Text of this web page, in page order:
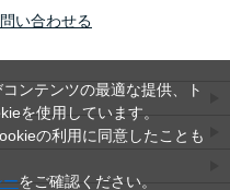
木材やしっかり固定したい
許
差
K
K許容
差
m最
大
-0.2
い合わせる
ンテンツの最適な提供、ト
を使用しています。
の利用に同意したことも
をご確認ください。